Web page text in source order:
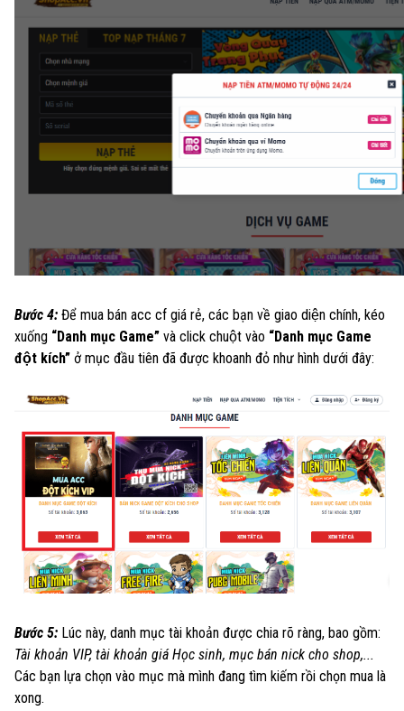
Bước 4: Để mua bán acc cf giá rẻ, các bạn về giao diện chính, kéo
xuống “Danh mục Game” và click chuột vào “Danh mục Game
đột kích” ở mục đầu tiên đã được khoanh đỏ như hình dưới đây:
Bước 5: Lúc này, danh mục tài khoản được chia rõ ràng, bao gồm:
Tài khoản VIP, tài khoản giá Học sinh, mục bán nick cho shop,...
Các bạn lựa chọn vào mục mà mình đang tìm kiếm rồi chọn mua là
xong.